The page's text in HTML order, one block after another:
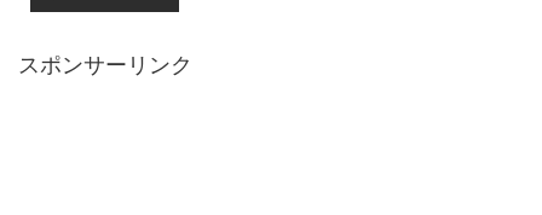
スポンサーリンク